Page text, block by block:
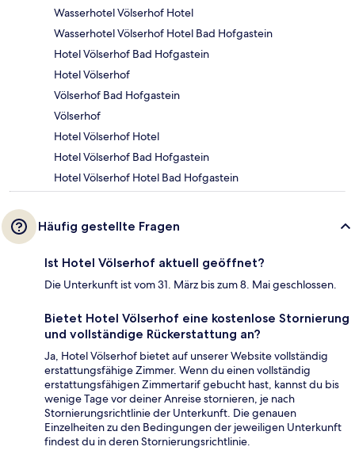
Wasserhotel Völserhof Hotel
Wasserhotel Völserhof Hotel Bad Hofgastein
Hotel Völserhof Bad Hofgastein
Hotel Völserhof
Völserhof Bad Hofgastein
Völserhof
Hotel Völserhof Hotel
Hotel Völserhof Bad Hofgastein
Hotel Völserhof Hotel Bad Hofgastein
Häufig gestellte Fragen
Ist Hotel Völserhof aktuell geöffnet?
Die Unterkunft ist vom 31. März bis zum 8. Mai geschlossen.
Bietet Hotel Völserhof eine kostenlose Stornierung
und vollständige Rückerstattung an?
Ja, Hotel Völserhof bietet auf unserer Website vollständig
erstattungsfähige Zimmer. Wenn du einen vollständig
erstattungsfähigen Zimmertarif gebucht hast, kannst du bis
wenige Tage vor deiner Anreise stornieren, je nach
Stornierungsrichtlinie der Unterkunft. Die genauen
Einzelheiten zu den Bedingungen der jeweiligen Unterkunft
findest du in deren Stornierungsrichtlinie.